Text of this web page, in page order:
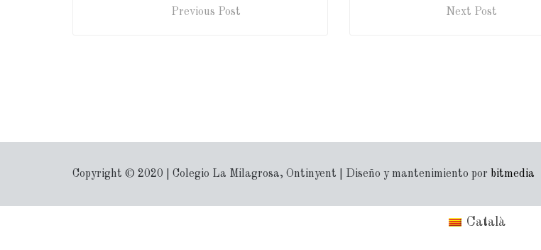
Previous Post Next Post
Copyright © 2020 | Colegio La Milagrosa, Ontinyent | Diseño y mantenimiento por bitmedia
Català